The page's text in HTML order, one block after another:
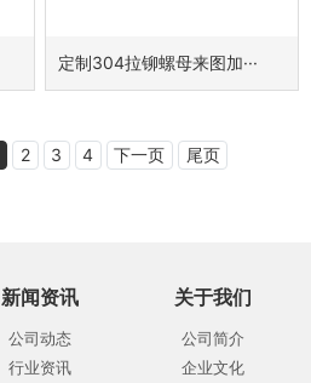
定制304拉铆螺母来图加···
2 3 4 下一页 尾页
新闻资讯
公司动态
行业资讯
关于我们
公司简介
企业文化